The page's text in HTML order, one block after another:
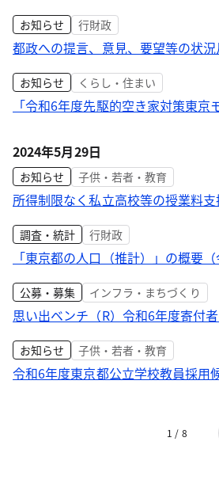
お知らせ 行財政
都政への提言、意見、要望等の状況
お知らせ くらし・住まい
「令和6年度先駆的空き家対策東
2024年5月29日
お知らせ 子供・若者・教育
所得制限なく私立高校等の授業料
調査・統計 行財政
「東京都の人口（推計）」の概要
公募・募集 インフラ・まちづくり
思い出ベンチ（R）令和6年度寄付
お知らせ 子供・若者・教育
令和6年度東京都公立学校教員採用
1 / 8